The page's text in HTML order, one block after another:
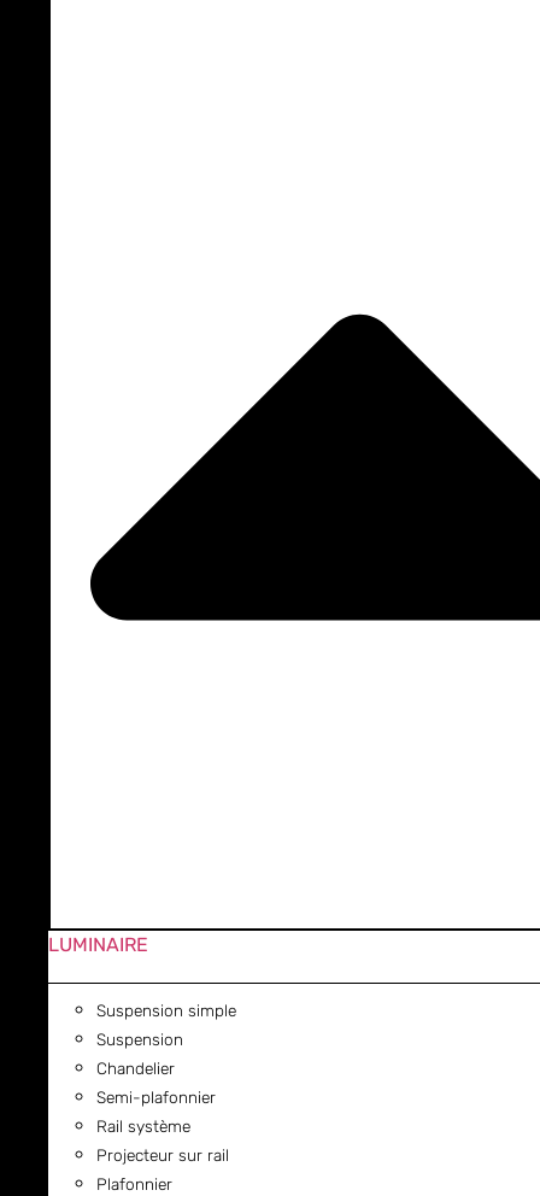
LUMINAIRE
Suspension simple
Suspension
Chandelier
Semi-plafonnier
Rail système
Projecteur sur rail
Plafonnier